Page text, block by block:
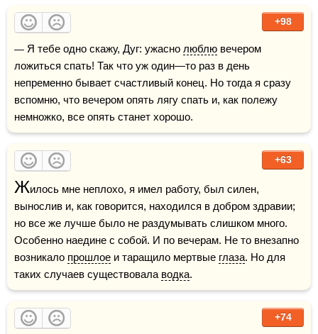
+98
— Я тебе одно скажу, Дуг: ужасно люблю вечером
ложиться спать! Так что уж один—то раз в день
непременно бывает счастливый конец. Но тогда я сразу
вспомню, что вечером опять лягу спать и, как полежу
немножко, все опять станет хорошо.
+63
Жилось мне неплохо, я имел работу, был силен,
вынослив и, как говорится, находился в добром здравии;
но все же лучше было не раздумывать слишком много.
Особенно наедине с собой. И по вечерам. Не то внезапно
возникало прошлое и таращило мертвые глаза. Но для
таких случаев существовала водка.
+74